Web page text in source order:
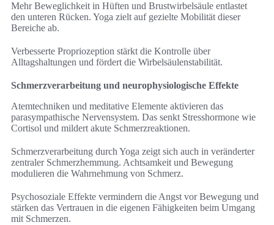
Mehr Beweglichkeit in Hüften und Brustwirbelsäule entlastet
den unteren Rücken. Yoga zielt auf gezielte Mobilität dieser
Bereiche ab.
Verbesserte Propriozeption stärkt die Kontrolle über
Alltagshaltungen und fördert die Wirbelsäulenstabilität.
Schmerzverarbeitung und neurophysiologische Effekte
Atemtechniken und meditative Elemente aktivieren das
parasympathische Nervensystem. Das senkt Stresshormone wie
Cortisol und mildert akute Schmerzreaktionen.
Schmerzverarbeitung durch Yoga zeigt sich auch in veränderter
zentraler Schmerzhemmung. Achtsamkeit und Bewegung
modulieren die Wahrnehmung von Schmerz.
Psychosoziale Effekte vermindern die Angst vor Bewegung und
stärken das Vertrauen in die eigenen Fähigkeiten beim Umgang
mit Schmerzen.